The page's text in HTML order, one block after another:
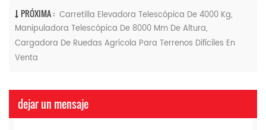
PRÓXIMA : Carretilla Elevadora Telescópica De 4000 Kg,
Manipuladora Telescópica De 8000 Mm De Altura,
Cargadora De Ruedas Agrícola Para Terrenos Difíciles En
Venta
dejar un mensaje